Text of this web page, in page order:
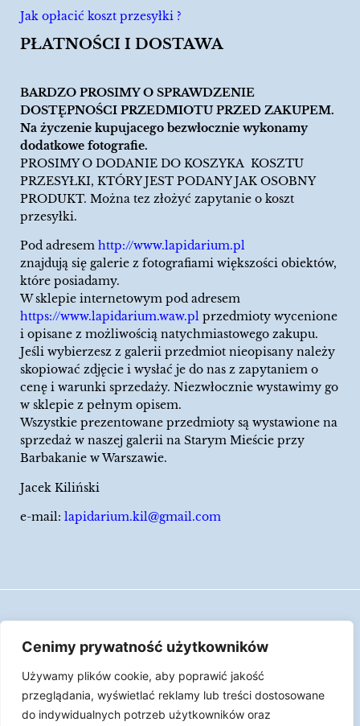
Cenimy prywatność użytkowników
Używamy plików cookie, aby poprawić jakość
przeglądania, wyświetlać reklamy lub treści dostosowane
do indywidualnych potrzeb użytkowników oraz
Jak opłacić koszt przesyłki ?
PŁATNOŚCI I DOSTAWA
BARDZO PROSIMY O SPRAWDZENIE
DOSTĘPNOŚCI PRZEDMIOTU PRZED ZAKUPEM.
Na życzenie kupujacego bezwłocznie wykonamy
dodatkowe fotografie.
PROSIMY O DODANIE DO KOSZYKA KOSZTU
PRZESYŁKI, KTÓRY JEST PODANY JAK OSOBNY
PRODUKT. Można tez złożyć zapytanie o koszt
przesyłki.
Pod adresem http://www.lapidarium.pl
znajdują się galerie z fotografiami większości obiektów,
które posiadamy.
W sklepie internetowym pod adresem
https://www.lapidarium.waw.pl przedmioty wycenione
i opisane z możliwością natychmiastowego zakupu.
Jeśli wybierzesz z galerii przedmiot nieopisany należy
skopiować zdjęcie i wysłać je do nas z zapytaniem o
cenę i warunki sprzedaży. Niezwłocznie wystawimy go
w sklepie z pełnym opisem.
Wszystkie prezentowane przedmioty są wystawione na
sprzedaż w naszej galerii na Starym Mieście przy
Barbakanie w Warszawie.
Jacek Kiliński
e-mail: lapidarium.kil@gmail.com
Polityka Cookies
LAPIDARIUM Jacka Kilińskiego | Człowiek jest
epizodem w życiu przedmiotów.